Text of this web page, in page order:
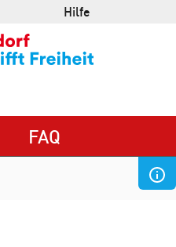
Hilfe
FAQ